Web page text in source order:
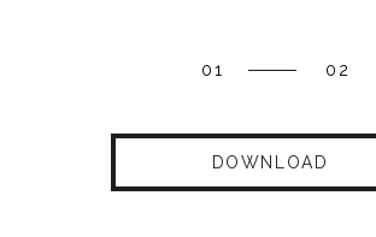
01 02
DOWNLOAD